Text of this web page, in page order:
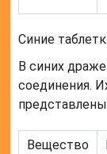
Синие
В синих
соединения.
Вещество